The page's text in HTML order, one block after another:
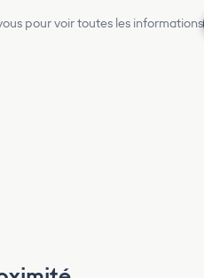
pour voir toutes les informations